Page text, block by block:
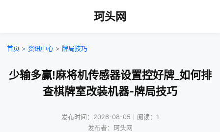
珂头网
首页 > 资讯中心 > 牌局技巧
少输多赢!麻将机传感器设置控好牌_如何排
查棋牌室改装机器-牌局技巧
发布时间：2026-08-05｜阅读：1
发布者：珂头网